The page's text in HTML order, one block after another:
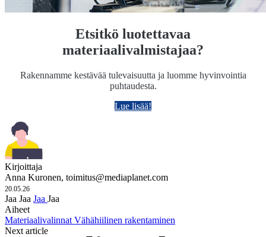
Etsitkö luotettavaa
materiaalivalmistajaa?
Rakennamme kestävää tulevaisuutta ja luomme hyvinvointia
puhtaudesta.
Lue lisää!
Kirjoittaja
Anna Kuronen, toimitus@mediaplanet.com
20.05.26
Jaa Jaa Jaa Jaa
Aiheet
Materiaalivalinnat Vähähiilinen rakentaminen
Next article